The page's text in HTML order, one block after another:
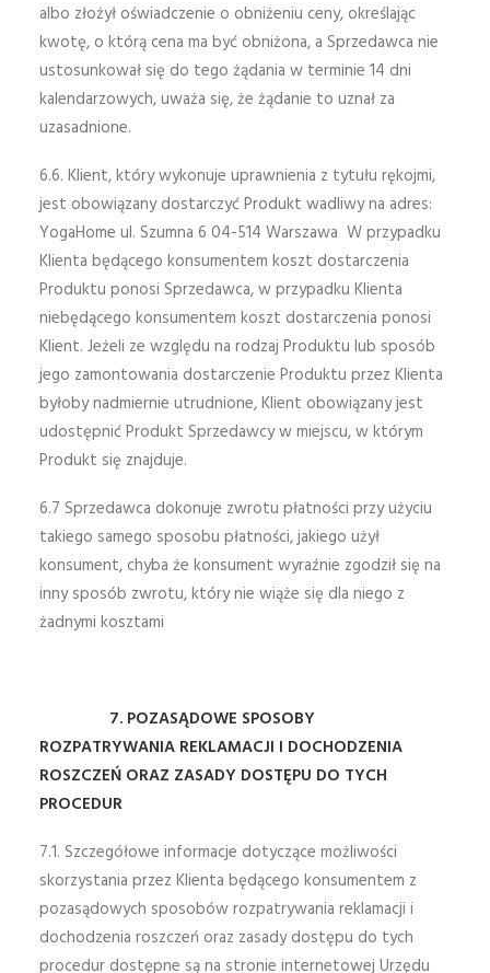
albo złożył oświadczenie o obniżeniu ceny, określając
kwotę, o którą cena ma być obniżona, a Sprzedawca nie
ustosunkował się do tego żądania w terminie 14 dni
kalendarzowych, uważa się, że żądanie to uznał za
uzasadnione.
6.6. Klient, który wykonuje uprawnienia z tytułu rękojmi,
jest obowiązany dostarczyć Produkt wadliwy na adres:
YogaHome ul. Szumna 6 04-514 Warszawa W przypadku
Klienta będącego konsumentem koszt dostarczenia
Produktu ponosi Sprzedawca, w przypadku Klienta
niebędącego konsumentem koszt dostarczenia ponosi
Klient. Jeżeli ze względu na rodzaj Produktu lub sposób
jego zamontowania dostarczenie Produktu przez Klienta
byłoby nadmiernie utrudnione, Klient obowiązany jest
udostępnić Produkt Sprzedawcy w miejscu, w którym
Produkt się znajduje.
6.7 Sprzedawca dokonuje zwrotu płatności przy użyciu
takiego samego sposobu płatności, jakiego użył
konsument, chyba że konsument wyraźnie zgodził się na
inny sposób zwrotu, który nie wiąże się dla niego z
żadnymi kosztami
7. POZASĄDOWE SPOSOBY
ROZPATRYWANIA REKLAMACJI I DOCHODZENIA
ROSZCZEŃ ORAZ ZASADY DOSTĘPU DO TYCH
PROCEDUR
7.1. Szczegółowe informacje dotyczące możliwości
skorzystania przez Klienta będącego konsumentem z
pozasądowych sposobów rozpatrywania reklamacji i
dochodzenia roszczeń oraz zasady dostępu do tych
procedur dostępne są na stronie internetowej Urzędu